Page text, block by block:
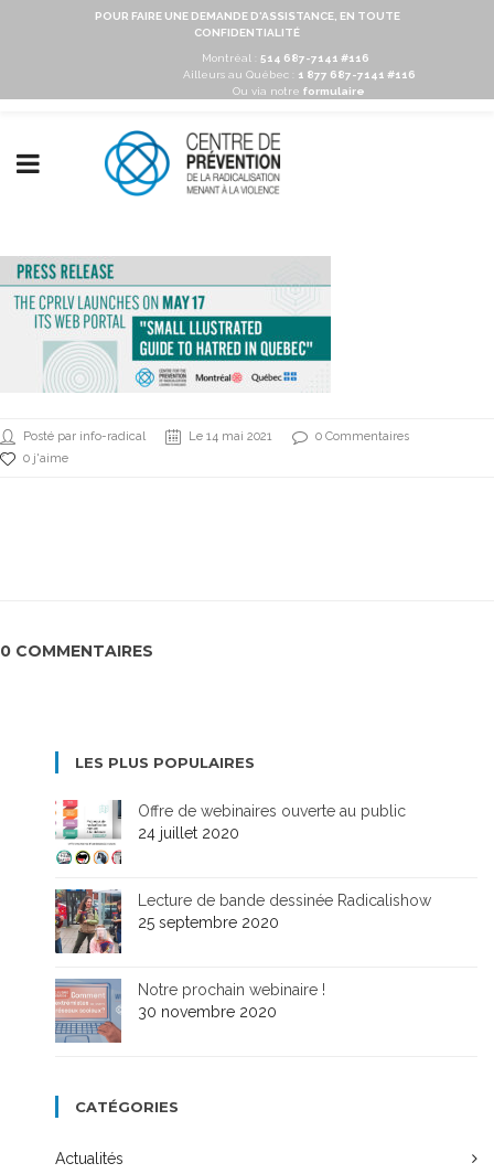
POUR FAIRE UNE DEMANDE D'ASSISTANCE, EN TOUTE
CONFIDENTIALITÉ
Montréal : 514 687-7141 #116
Ailleurs au Québec :
1 877 687-7141 #116
Ou via notre formulaire
Posté par info-radical Le 14 mai 2021
0 Commentaires
0 j'aime
0 COMMENTAIRES
LES PLUS POPULAIRES
Offre de webinaires ouverte au public
24 juillet 2020
Lecture de bande dessinée Radicalishow
25 septembre 2020
Notre prochain webinaire !
30 novembre 2020
CATÉGORIES
Actualités